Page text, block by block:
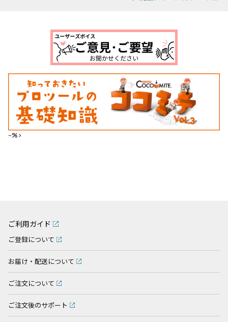
--%>
ご利用ガイド
ご登録について
お届け・配送について
ご注文について
ご注文後のサポート